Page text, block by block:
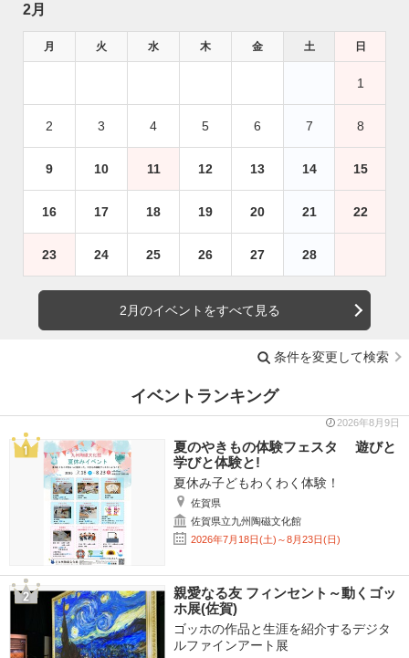
2月
月 火 水 木 金 土 日
1
2 3 4 5 6 7 8
9 10 11 12 13 14 15
16 17 18 19 20 21 22
23 24 25 26 27 28
2月のイベントをすべて見る
条件を変更して検索
イベントランキング
2026年8月9日
夏のやきもの体験フェスタ 遊びと
学びと体験と!
夏休み子どもわくわく体験！
佐賀県
佐賀県立九州陶磁文化館
2026年7月18日(土)～8月23日(日)
親愛なる友 フィンセント～動くゴッ
ホ展(佐賀)
ゴッホの作品と生涯を紹介するデジタ
ルファインアート展